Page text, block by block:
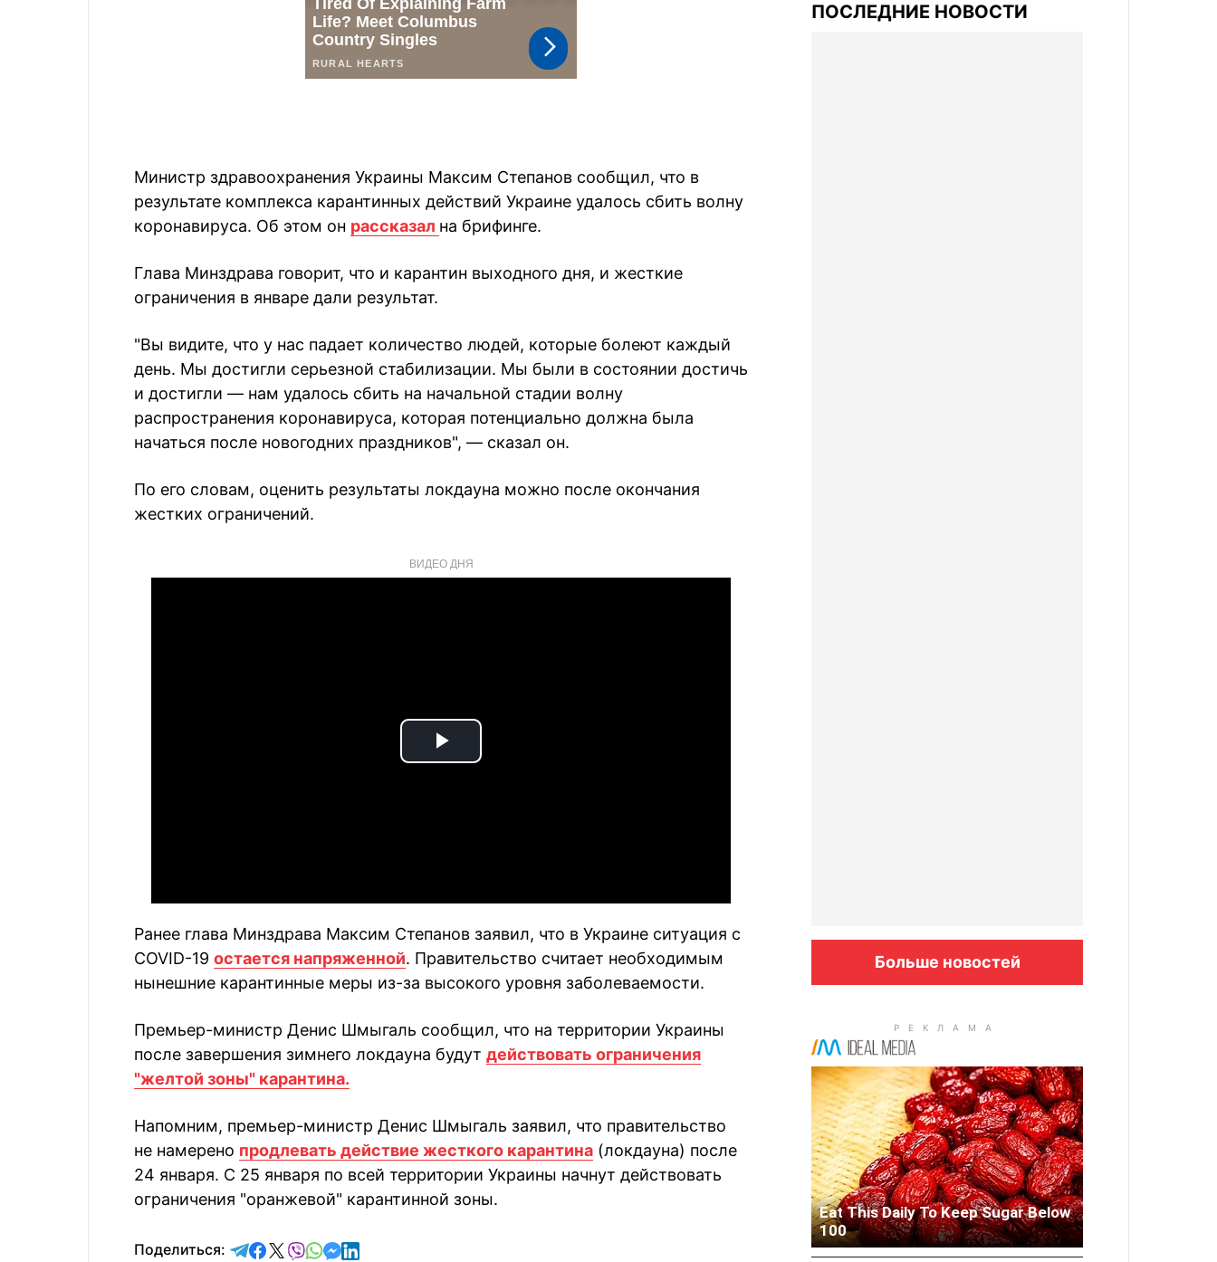
Министр здравоохранения Украины Максим Степанов сообщил, что в
результате комплекса карантинных действий Украине удалось сбить волну
коронавируса. Об этом он рассказал на брифинге.
Глава Минздрава говорит, что и карантин выходного дня, и жесткие
ограничения в январе дали результат.
"Вы видите, что у нас падает количество людей, которые болеют каждый
день. Мы достигли серьезной стабилизации. Мы были в состоянии достичь
и достигли — нам удалось сбить на начальной стадии волну
распространения коронавируса, которая потенциально должна была
начаться после новогодних праздников", — сказал он.
По его словам, оценить результаты локдауна можно после окончания
жестких ограничений.
ВИДЕО ДНЯ
Play
Ранее глава Минздрава Максим Степанов заявил, что в Украине ситуация с
COVID-19 остается напряженной. Правительство считает необходимым
нынешние карантинные меры из-за высокого уровня заболеваемости.
Премьер-министр Денис Шмыгаль сообщил, что на территории Украины
после завершения зимнего локдауна будут действовать ограничения
"желтой зоны" карантина.
Напомним, премьер-министр Денис Шмыгаль заявил, что правительство
не намерено продлевать действие жесткого карантина (локдауна) после
24 января. С 25 января по всей территории Украины начнут действовать
ограничения "оранжевой" карантинной зоны.
Поделиться: отправить в Telegram
поделиться в Facebook
поделиться в X
отправить в Viber
отправить в Whatsapp
отправить в Messenger
отправить в LinkedIn
ПОСЛЕДНИЕ НОВОСТИ
Больше новостей